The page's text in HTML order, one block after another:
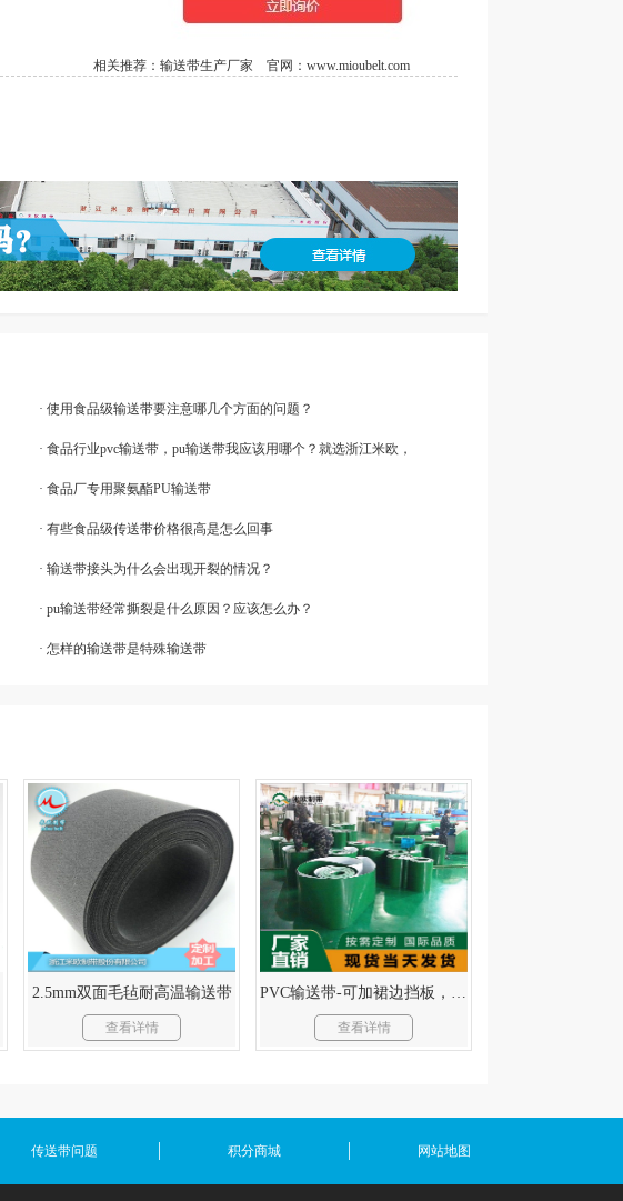
相关推荐： 输送带生产厂家 官网： www.mioubelt.com
· 使用食品级输送带要注意哪几个方面的问题？
· 食品行业pvc输送带，pu输送带我应该用哪个？就选浙江米欧，
· 食品厂专用聚氨酯PU输送带
· 有些食品级传送带价格很高是怎么回事
· 输送带接头为什么会出现开裂的情况？
· pu输送带经常撕裂是什么原因？应该怎么办？
· 怎样的输送带是特殊输送带
2.5mm双面毛毡耐高温输送带
查看详情
PVC输送带-可加裙边挡板，按需剪裁。
查看详情
传送带问题 积分商城 网站地图